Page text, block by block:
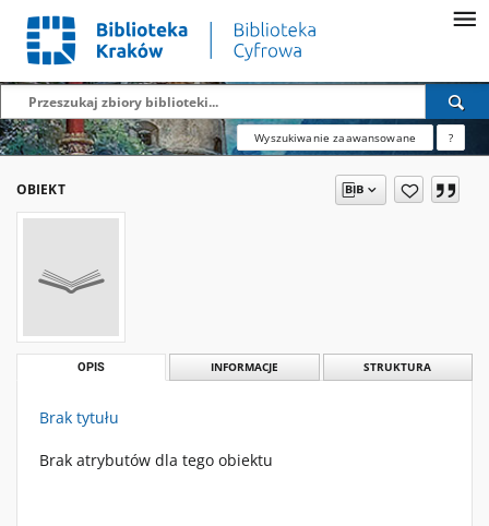
Wyszukiwanie zaawansowane ?
OBIEKT
OPIS INFORMACJE STRUKTURA
Brak tytułu
Brak atrybutów dla tego obiektu